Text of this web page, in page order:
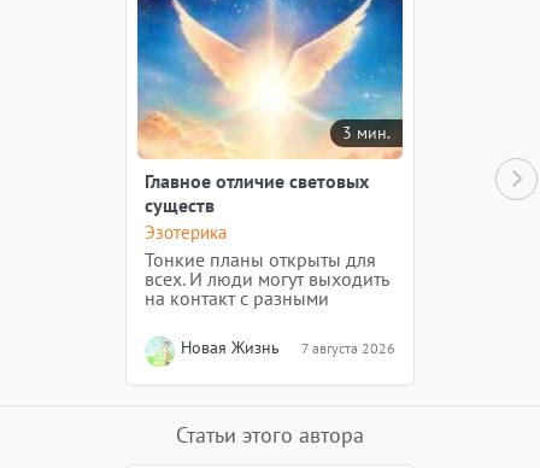
3 мин.
Главное отличие световых
существ
Эзотерика
Тонкие планы открыты для
всех. И люди могут выходить
на контакт с разными
существами. Световое ли
существо пришло к вам? Как
отличить?
Новая Жизнь 7 августа 2026
Статьи этого автора